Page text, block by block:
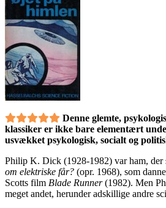
Denne glemte,
klassiker er ikke bare elementært
usvækket psykologisk, socialt og
Philip K. Dick (1928-1982) var ham, der
om elektriske får? (opr. 1968), som
Scotts film Blade Runner(1982). Men
meget andet, herunder adskillige andre